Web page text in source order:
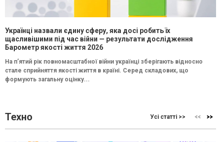
Українці назвали єдину сферу, яка досі робить їх
щасливішими під час війни — результати дослідження
Барометр якості життя 2026
На п’ятий рік повномасштабної війни українці зберігають відносно
стале сприйняття якості життя в країні. Серед складових, що
формують загальну оцінку...
Техно Усі статті >>